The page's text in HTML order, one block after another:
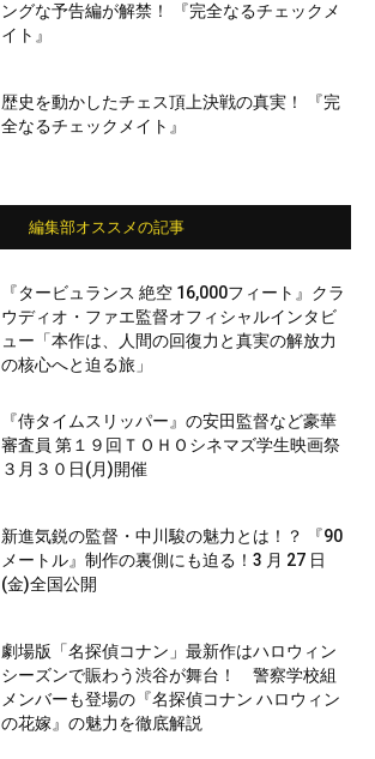
ングな予告編が解禁！ 『完全なるチェックメ
イト』
歴史を動かしたチェス頂上決戦の真実！ 『完
全なるチェックメイト』
編集部オススメの記事
『タービュランス 絶空 16,000フィート』クラ
ウディオ・ファエ監督オフィシャルインタビ
ュー「本作は、人間の回復力と真実の解放力
の核心へと迫る旅」
『侍タイムスリッパー』の安田監督など豪華
審査員 第１９回ＴＯＨＯシネマズ学生映画祭
３月３０日(月)開催
新進気鋭の監督・中川駿の魅力とは！？ 『90
メートル』制作の裏側にも迫る！3 月 27 日
(金)全国公開
劇場版「名探偵コナン」最新作はハロウィン
シーズンで賑わう渋谷が舞台！ 警察学校組
メンバーも登場の『名探偵コナン ハロウィン
の花嫁』の魅力を徹底解説